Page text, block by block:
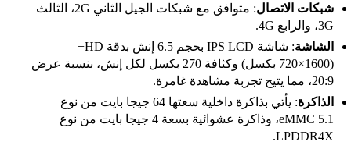
شبكات الاتصال
: متوافق مع شبكات الجيل الثاني 2G، الثالث
3G، والرابع 4G.
الشاشة
: شاشة IPS LCD بحجم 6.5 إنش بدقة HD+
(720×1600 بكسل) وكثافة 270 بكسل لكل إنش، بنسبة عرض
20:9، مما يتيح تجربة مشاهدة غامرة.
الذاكرة
: يأتي بذاكرة داخلية سعتها 64 جيجا بايت من نوع
eMMC 5.1، وذاكرة عشوائية بسعة 4 جيجا بايت من نوع
LPDDR4X.